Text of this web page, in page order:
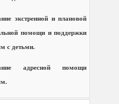
экстренной и плановой
помощи и поддержки
с детьми.
адресной помощи